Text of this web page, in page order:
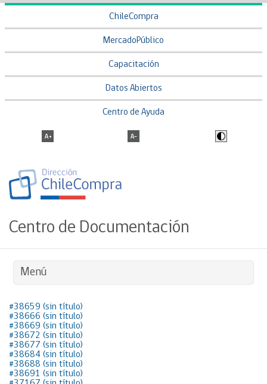
ChileCompra
MercadoPúblico
Capacitación
Datos Abiertos
Centro de Ayuda
Centro de Documentación
Menú
#38659 (sin título)
#38666 (sin título)
#38669 (sin título)
#38672 (sin título)
#38677 (sin título)
#38684 (sin título)
#38688 (sin título)
#38691 (sin título)